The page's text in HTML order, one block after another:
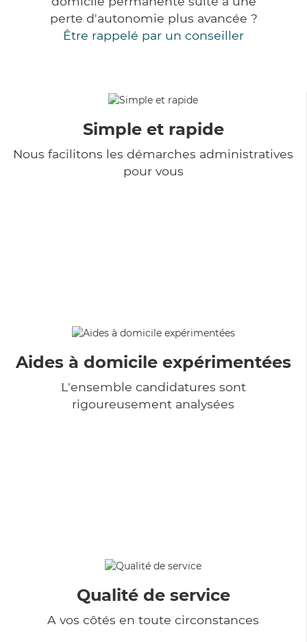
perte d'autonomie plus avancée ?
Être rappelé par un conseiller
Simple et rapide
Nous facilitons les démarches administratives
pour vous
Aides à domicile expérimentées
L'ensemble candidatures sont
rigoureusement analysées
Qualité de service
A vos côtés en toute circonstances